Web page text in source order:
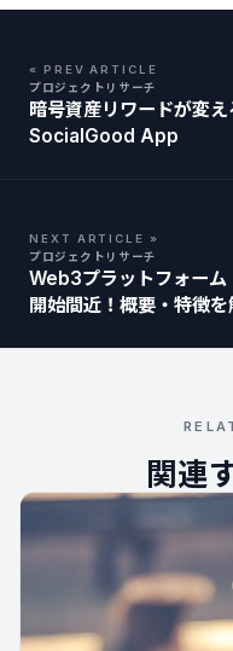
« PREV ARTICLE
プロジェクトリサーチ
暗号資産リワードが変え
SocialGood App
NEXT ARTICLE »
プロジェクトリサーチ
Web3プラットフォー
開始間近！概要・特徴を
関連